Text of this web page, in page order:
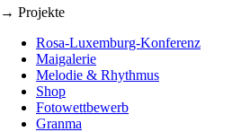
→ Projekte
Rosa-Luxemburg-Konferenz
Maigalerie
Melodie & Rhythmus
Shop
Fotowettbewerb
Granma